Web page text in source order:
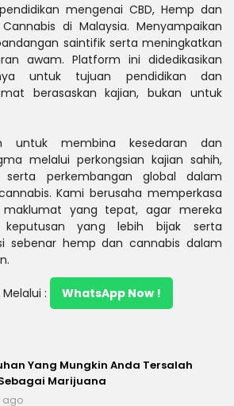
mengenai CBD, Hemp dan
di Malaysia. Menyampaikan
saintifik serta meningkatkan
awam. Platform ini didedikasikan
untuk tujuan pendidikan dan
berasaskan kajian, bukan untuk
untuk membina kesedaran dan
melalui perkongsian kajian sahih,
serta perkembangan global dalam
Kami berusaha memperkasa
yang tepat, agar mereka
yang lebih bijak serta
sebenar hemp dan cannabis dalam
: WhatsApp Now !
Yang Mungkin Anda Tersalah
Marijuana
ago